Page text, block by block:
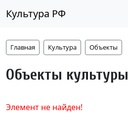
Культура РФ
Главная Культура Объекты
Объекты культуры
Элемент не найден!